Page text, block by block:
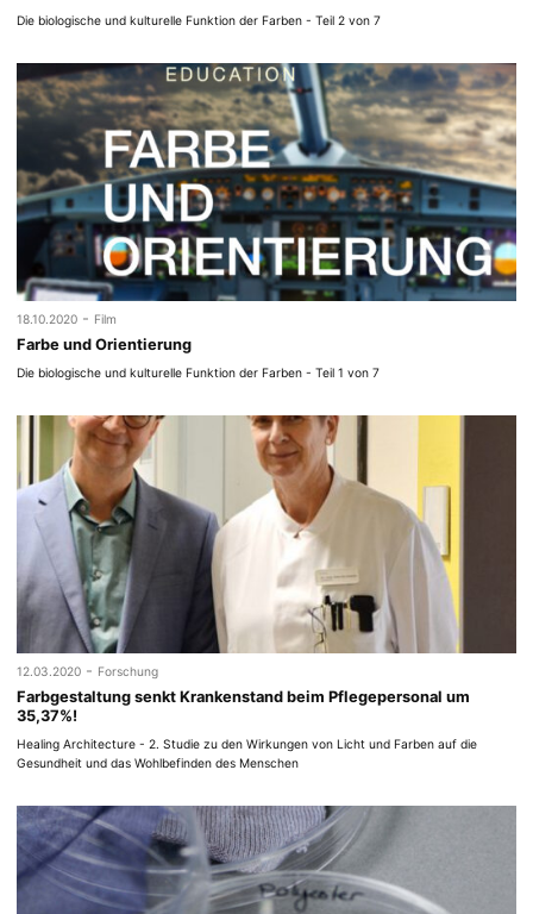
Die biologische und kulturelle Funktion der Farben - Teil 2 von 7
18.10.2020 - Film
Farbe und Orientierung
Die biologische und kulturelle Funktion der Farben - Teil 1 von 7
12.03.2020 - Forschung
Farbgestaltung senkt Krankenstand beim Pflegepersonal um
35,37%!
Healing Architecture - 2. Studie zu den Wirkungen von Licht und Farben auf die
Gesundheit und das Wohlbefinden des Menschen